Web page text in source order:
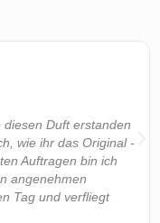
Duft erstanden
wie ihr das Original -
Auftragen bin ich
angenehmen
Tag und verfliegt